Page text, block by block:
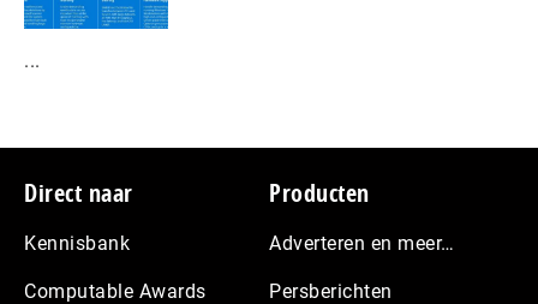
...
Footer
Direct naar
Kennisbank
Computable Awards
Producten
Adverteren en meer…
Persberichten